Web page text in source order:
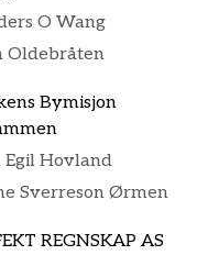
O Wang
Oldebråten
Bymisjon
Egil Hovland
Sverreson Ørmen
REGNSKAP AS